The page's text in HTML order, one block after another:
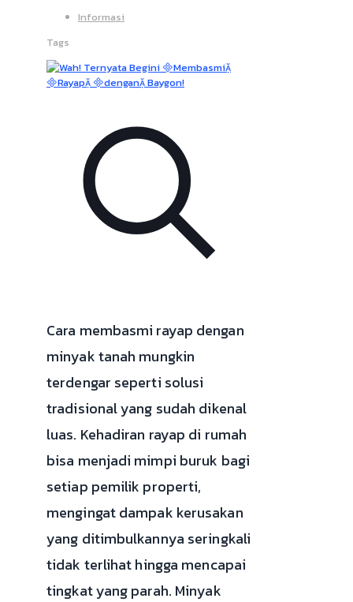
Informasi
Tags
Cara membasmi rayap dengan
minyak tanah mungkin
terdengar seperti solusi
tradisional yang sudah dikenal
luas. Kehadiran rayap di rumah
bisa menjadi mimpi buruk bagi
setiap pemilik properti,
mengingat dampak kerusakan
yang ditimbulkannya seringkali
tidak terlihat hingga mencapai
tingkat yang parah. Minyak